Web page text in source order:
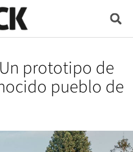
Un prototipo de
pueblo de